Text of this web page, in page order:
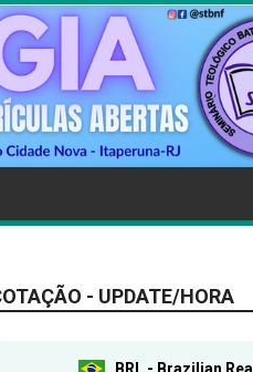
- UPDATE/HORA
BRL - Brazilian Real